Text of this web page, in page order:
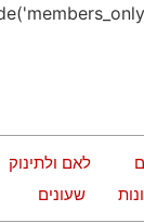
לאם ולתינוק
שעונים